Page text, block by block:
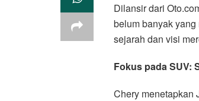
Dilansir dari
belum banyak
sejarah dan visi
Fokus pada SUV:
Chery menetapkan